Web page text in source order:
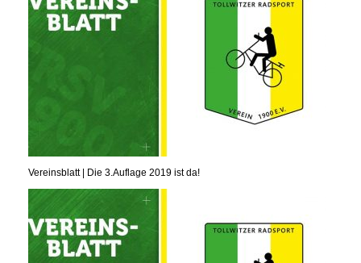
Vereinsblatt | Die 3.Auflage 2019 ist da!